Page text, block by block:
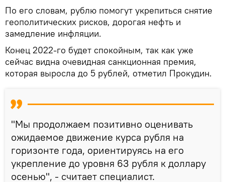
По его словам, рублю помогут укрепиться снятие
геополитических рисков, дорогая нефть и
замедление инфляции.
Конец 2022-го будет спокойным, так как уже
сейчас видна очевидная санкционная премия,
которая выросла до 5 рублей, отметил Прокудин.
"Мы продолжаем позитивно оценивать
ожидаемое движение курса рубля на
горизонте года, ориентируясь на его
укрепление до уровня 63 рубля к доллару
осенью", - считает специалист.